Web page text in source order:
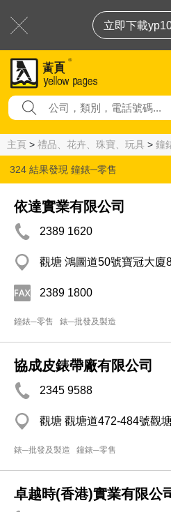
立即下載
主頁 > 禮品、花卉、珠寶、玩具 > 鐘
324 結果發現 鐘錶─零售
依達實業有限公司
2389 1620
觀塘 鴻圖道50號寶冠大廈
2389 1800
鐘錶─零售 錶─批發及製造
協成皮錶帶廠有限公司
2345 9588
觀塘 觀塘道472-484號觀
錶─批發及製造 鐘錶─零售
卓越時(香港)實業有限公